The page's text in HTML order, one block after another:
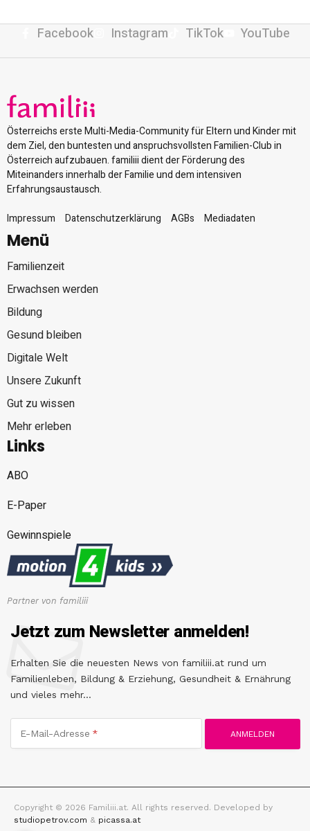
Facebook Instagram TikTok YouTube
Österreichs erste Multi-Media-Community für Eltern und Kinder mit
dem Ziel, den buntesten und anspruchsvollsten Familien-Club in
Österreich aufzubauen. familiii dient der Förderung des
Miteinanders innerhalb der Familie und dem intensiven
Erfahrungsaustausch.
Impressum
Datenschutzerklärung AGBs Mediadaten
Menü
Familienzeit
Erwachsen werden
Bildung
Gesund bleiben
Digitale Welt
Unsere Zukunft
Gut zu wissen
Mehr erleben
Links
ABO
E-Paper
Gewinnspiele
Partner von familiii
Jetzt zum Newsletter anmelden!
Erhalten Sie die neuesten News von familiii.at rund um
Familienleben, Bildung & Erziehung, Gesundheit & Ernährung
und vieles mehr...
E-Mail-Adresse
Copyright © 2026 Familiii.at. All rights reserved. Developed by
studiopetrov.com & picassa.at